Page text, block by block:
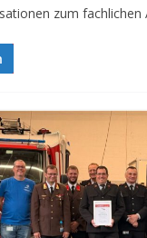
zum fachlichen